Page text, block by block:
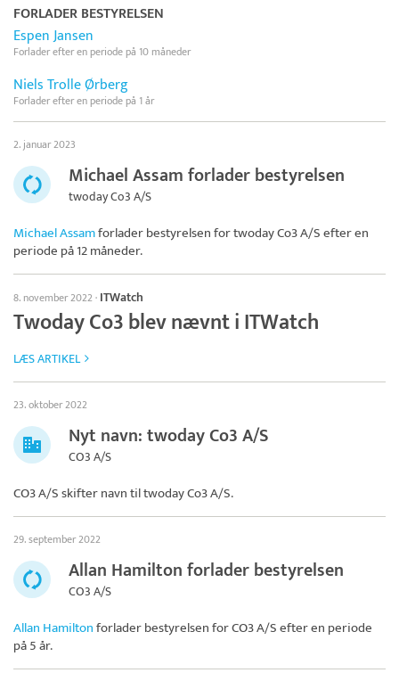
FORLADER BESTYRELSEN
Espen Jansen
Forlader efter en periode på 10 måneder
Niels Trolle Ørberg
Forlader efter en periode på 1 år
2. januar 2023
Michael Assam forlader bestyrelsen
twoday Co3 A/S
Michael Assamforlader bestyrelsen fortwoday Co3 A/Sefter en
periode på 12 måneder.
8. november 2022· ITWatch
Twoday Co3 blev nævnt i ITWatch
LÆS ARTIKEL
23. oktober 2022
Nyt navn: twoday Co3 A/S
CO3 A/S
CO3 A/S skifter navn tiltwoday Co3 A/S.
29. september 2022
Allan Hamilton forlader bestyrelsen
CO3 A/S
Allan Hamiltonforlader bestyrelsen forCO3 A/Sefter en periode
på 5 år.